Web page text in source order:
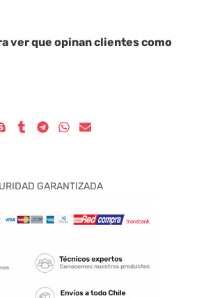
ver que opinan clientes como
GARANTIZADA